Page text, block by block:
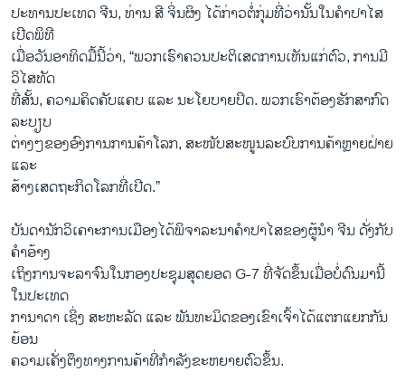
ປະທານປະເທດ ຈີນ, ທ່ານ ສີ ຈິ່ນຜິງ ໄດ້ກ່າວຕໍ່ກຸ່ມທີ່ວ່ານັ້ນໃນຄຳປາໄສ
ເປີດພິທີ
ເມື່ອວັນອາທິດມື້ນີ້ວ່າ, “ພວກເຮົາຄວນປະຕິເສດການເຫັນແກ່ຕົວ, ການມີ
ວິໄສທັດ
ທີ່ສັ້ນ, ຄວາມຄິດຄັບແຄບ ແລະ ນະໂຍບາຍປິດ. ພວກເຮົາຕ້ອງຮັກສາກົດ
ລະບຽບ
ຕ່າງໆຂອງອົງການການຄ້າໂລກ, ສະໜັບສະໜູນລະບົບການຄ້າຫຼາຍຝ່າຍ
ແລະ
ສ້າງເສດຖະກິດໂລກທີ່ເປີດ.”
ບັນດານັກວິເຄາະການເມືອງໄດ້ພິຈາລະນາຄຳປາໄສຂອງຜູ້ນຳ ຈີນ ດັ່ງກັບ
ຄຳອ້າງ
ເຖິງການຈະລາຈົນໃນກອງປະຊຸມສຸດຍອດ G-7 ທີ່ຈັດຂຶ້ນເມື່ອບໍ່ດົນມານີ້
ໃນປະເທດ
ການາດາ ເຊິ່ງ ສະຫະລັດ ແລະ ພັນທະມິດຂອງເຂົາເຈົ້າໄດ້ແຕກແຍກກັນ
ຍ້ອນ
ຄວາມເຄັ່ງຕຶງທາງການຄ້າທີ່ກຳລັງຂະຫຍາຍຕົວຂຶ້ນ.